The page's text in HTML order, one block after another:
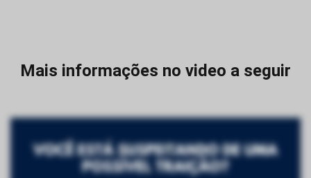
Mais informações no video a seguir